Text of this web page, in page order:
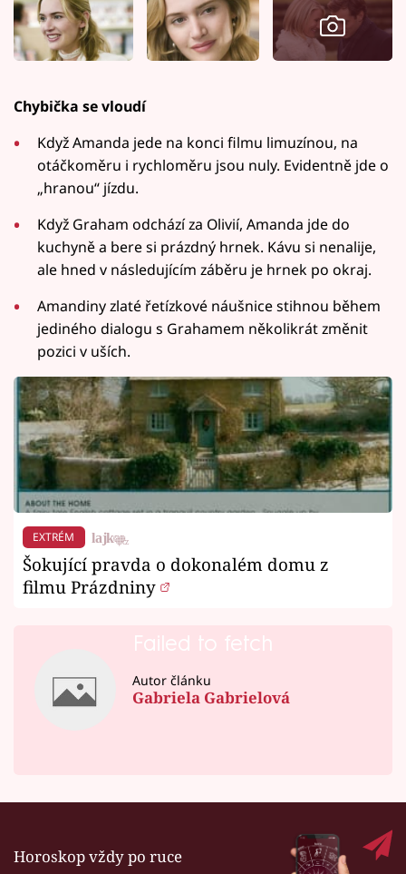
Chybička se vloudí
Když Amanda jede na konci filmu limuzínou, na
otáčkoměru i rychloměru jsou nuly. Evidentně jde o
„hranou“ jízdu.
Když Graham odchází za Olivií, Amanda jde do
kuchyně a bere si prázdný hrnek. Kávu si nenalije,
ale hned v následujícím záběru je hrnek po okraj.
Amandiny zlaté řetízkové náušnice stihnou během
jediného dialogu s Grahamem několikrát změnit
pozici v uších.
EXTRÉM
Šokující pravda o dokonalém domu z
filmu Prázdniny
Failed to fetch
Autor článku
Gabriela Gabrielová
Horoskop vždy po ruce